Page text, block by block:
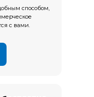
способом,
с вами.